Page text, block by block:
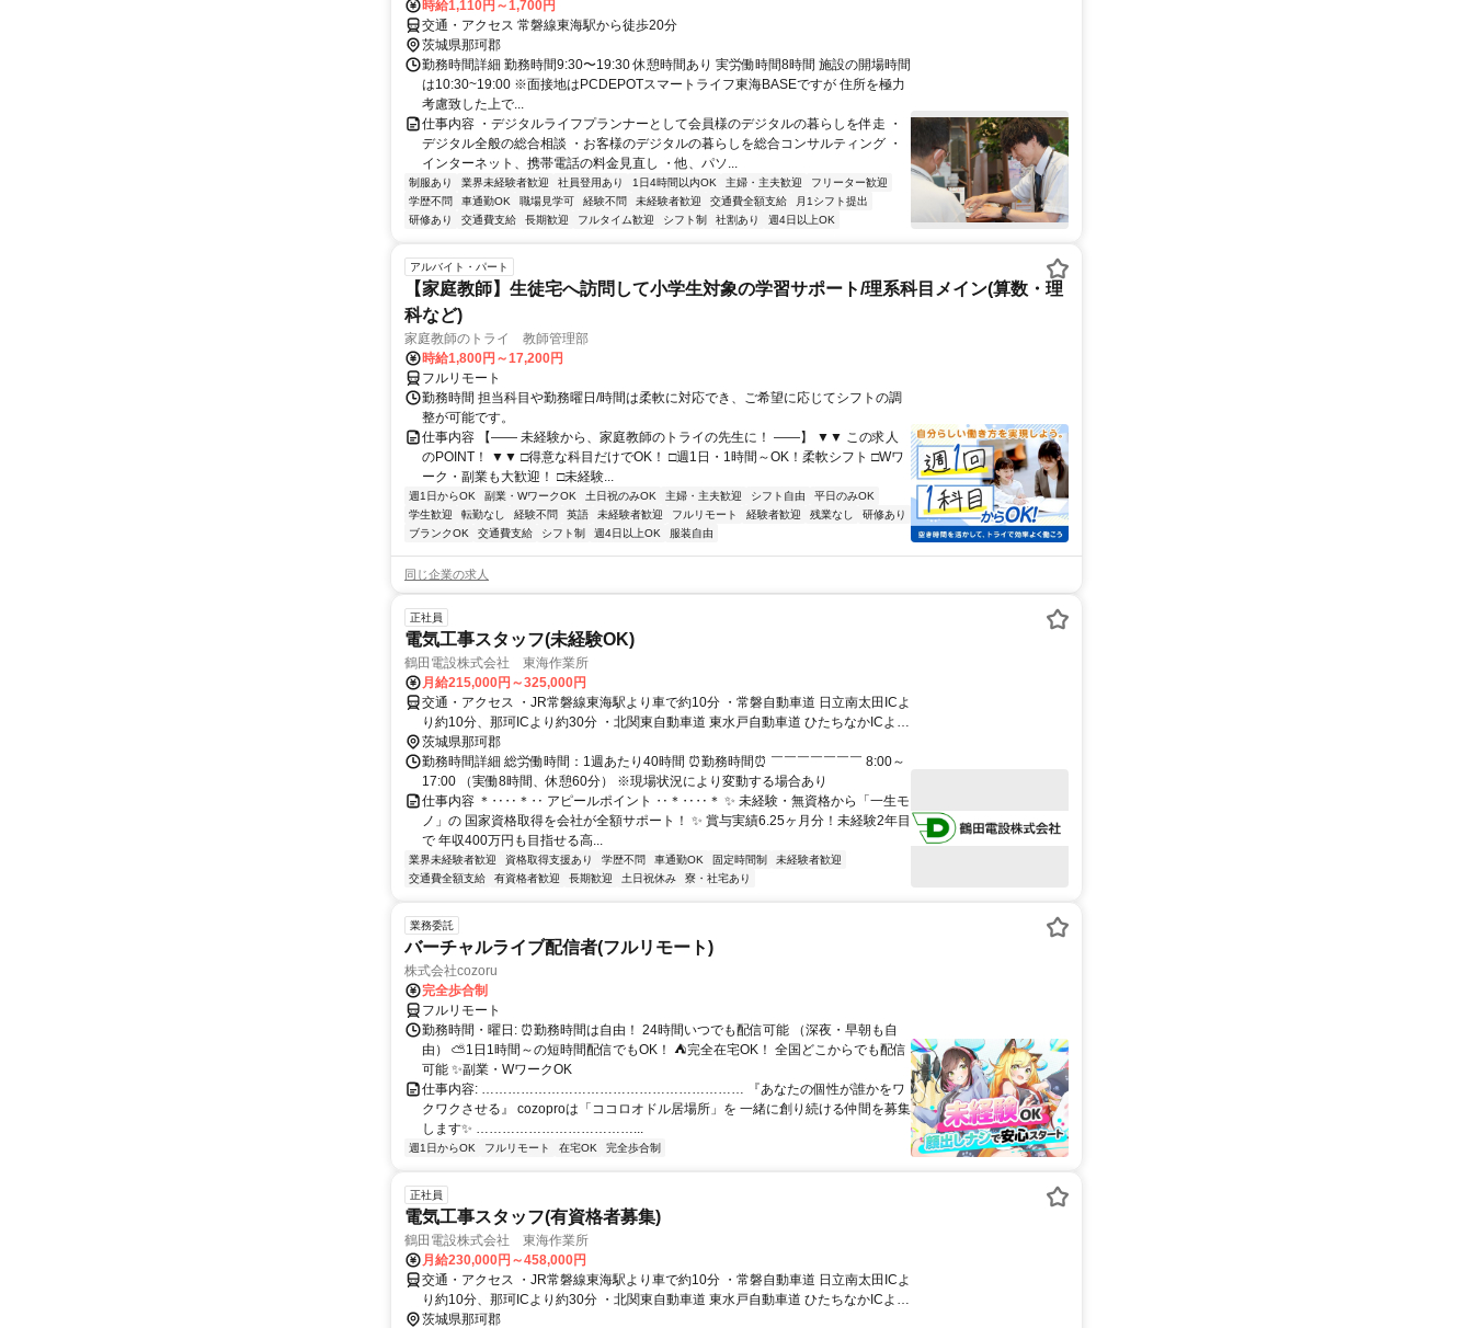
時給1,110円～1,700円
交通・アクセス 常磐線東海駅から徒歩20分
茨城県那珂郡
勤務時間詳細 勤務時間9:30〜19:30 休憩時間あり 実労働時間8時間 施設の開場時間
は10:30~19:00 ※面接地はPCDEPOTスマートライフ東海BASEですが 住所を極力
考慮致した上で...
仕事内容 ・デジタルライフプランナーとして会員様のデジタルの暮らしを伴走 ・
デジタル全般の総合相談 ・お客様のデジタルの暮らしを総合コンサルティング ・
インターネット、携帯電話の料金見直し ・他、パソ...
制服あり 業界未経験者歓迎 社員登用あり 1日4時間以内OK 主婦・主夫歓迎
フリーター歓迎
学歴不問
車通勤OK 職場見学可 経験不問 未経験者歓迎 交通費全額支給
月1シフト提出
研修あり
交通費支給 長期歓迎 フルタイム歓迎 シフト制 社割あり 週4日以上OK
アルバイト・パート
【家庭教師】生徒宅へ訪問して小学生対象の学習サポート/理系科目メイン(算数・理
科など)
家庭教師のトライ 教師管理部
時給1,800円～17,200円
フルリモート
勤務時間 担当科目や勤務曜日/時間は柔軟に対応でき、ご希望に応じてシフトの調
整が可能です。
仕事内容 【―― 未経験から、家庭教師のトライの先生に！ ――】 ▼▼ この求人
のPOINT！ ▼▼ □得意な科目だけでOK！ □週1日・1時間～OK！柔軟シフト □Wワ
ーク・副業も大歓迎！ □未経験...
週1日からOK 副業・WワークOK 土日祝のみOK 主婦・主夫歓迎 シフト自由
平日のみOK
学生歓迎
転勤なし 経験不問 英語 未経験者歓迎 フルリモート 経験者歓迎 残業なし
研修あり
ブランクOK
交通費支給 シフト制 週4日以上OK 服装自由
同じ企業の求人
正社員
電気工事スタッフ(未経験OK)
鶴田電設株式会社 東海作業所
月給215,000円～325,000円
交通・アクセス ・JR常磐線東海駅より車で約10分 ・常磐自動車道 日立南太田ICよ
り約10分、那珂ICより約30分 ・北関東自動車道 東水戸自動車道 ひたちなかICより
約20分
茨城県那珂郡
勤務時間詳細 総労働時間：1週あたり40時間 ⏰勤務時間⏰ ￣￣￣￣￣￣￣ 8:00～
17:00 （実働8時間、休憩60分） ※現場状況により変動する場合あり
仕事内容 ＊‥‥＊‥ アピールポイント ‥＊‥‥＊ ✨ 未経験・無資格から「一生モ
ノ」の 国家資格取得を会社が全額サポート！ ✨ 賞与実績6.25ヶ月分！未経験2年目
で 年収400万円も目指せる高...
業界未経験者歓迎 資格取得支援あり 学歴不問 車通勤OK 固定時間制
未経験者歓迎
交通費全額支給
有資格者歓迎 長期歓迎 土日祝休み 寮・社宅あり
業務委託
バーチャルライブ配信者(フルリモート)
株式会社cozoru
完全歩合制
フルリモート
勤務時間・曜日: ⏰勤務時間は自由！ 24時間いつでも配信可能 （深夜・早朝も自
由） ⛅1日1時間～の短時間配信でもOK！ ⛺完全在宅OK！ 全国どこからでも配信
可能 ✨副業・WワークOK
仕事内容: …………………………………………………… 『あなたの個性が誰かをワ
クワクさせる』 cozoproは「ココロオドル居場所」を 一緒に創り続ける仲間を募集
します✨ ………………………………...
週1日からOK フルリモート 在宅OK 完全歩合制
正社員
電気工事スタッフ(有資格者募集)
鶴田電設株式会社 東海作業所
月給230,000円～458,000円
交通・アクセス ・JR常磐線東海駅より車で約10分 ・常磐自動車道 日立南太田ICよ
り約10分、那珂ICより約30分 ・北関東自動車道 東水戸自動車道 ひたちなかICより
約20分
茨城県那珂郡